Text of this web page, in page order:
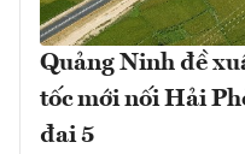
Quảng Ninh đề
tốc mới nối Hải
đai 5